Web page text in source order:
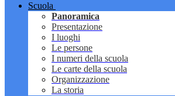
Scuola
Panoramica
Presentazione
I luoghi
Le persone
I numeri della scuola
Le carte della scuola
Organizzazione
La storia